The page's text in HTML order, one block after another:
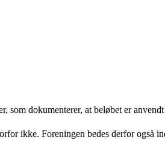
som dokumenterer, at beløbet er
ikke. Foreningen bedes derfor også